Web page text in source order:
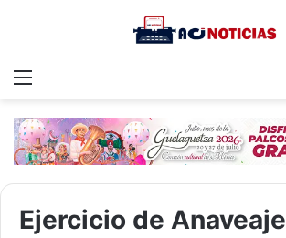
Menu
Ejercicio de Anaveaje